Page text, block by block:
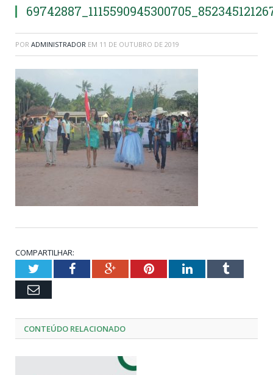
POR ADMINISTRADOR EM 11 DE OUTUBRO DE 2019
COMPARTILHAR:
TwitterFacebookGoogle+PinterestLinkedInTumblr
Email
CONTEÚDO RELACIONADO